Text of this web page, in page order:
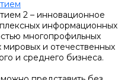
2 – инновационное
информационных
многопрофильных
и отечественных
и среднего бизнеса.